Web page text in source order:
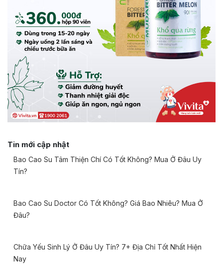
Tin mới cập nhật
Bao Cao Su Tâm Thiện Chí Có Tốt Không? Mua Ở Đâu Uy
Tín?
Bao Cao Su Doctor Có Tốt Không? Giá Bao Nhiêu? Mua Ở
Đâu?
Chữa Yếu Sinh Lý Ở Đâu Uy Tín? 7+ Địa Chỉ Tốt Nhất Hiện
Nay